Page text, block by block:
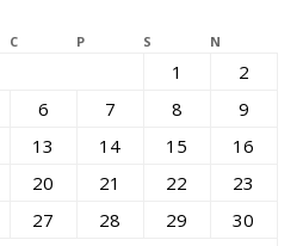
C P S N
1
2
6 7 8
9
13 14 15
16
20 21 22
23
27 28 29
30